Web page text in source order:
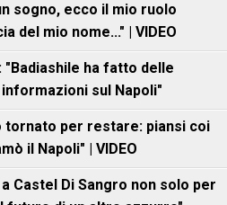
sogno, ecco il mio ruolo
del mio nome..." | VIDEO
"Badiashile ha fatto delle
sul Napoli"
tornato per restare: piansi coi
il Napoli" | VIDEO
Castel Di Sangro non solo per